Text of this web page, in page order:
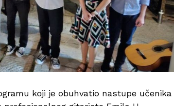
koji je obuhvatio nastupe učenika